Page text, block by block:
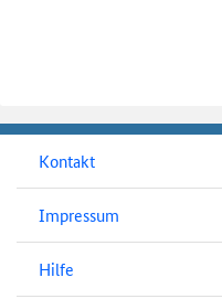
Kontakt
Impressum
Hilfe